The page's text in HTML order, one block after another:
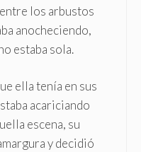
los arbustos
anocheciendo,
estaba sola.
ella tenía en sus
acariciando
escena, su
y decidió